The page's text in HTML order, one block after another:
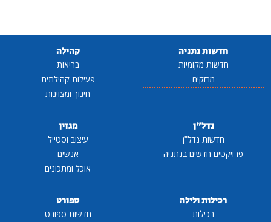
חדשות נתניה
חדשות מקומיות
מבזקים
קהילה
בריאות
פעילות קהילתית
חינוך ומצוינות
נדל"ן
חדשות נדל"ן
פרויקטים חדשים בנתניה
מגזין
עיצוב וסטייל
אנשים
אוכל ומתכונים
רכילות ולילה
רכילות
ספורט
חדשות ספורט